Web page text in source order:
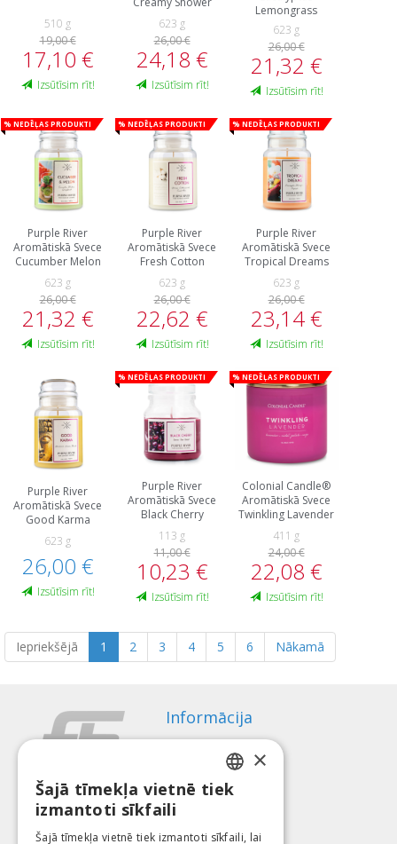
510 g
19,00 €
17,10 €
Izsūtīsim rīt!
623 g
26,00 €
24,18 €
Izsūtīsim rīt!
Lemongrass
623 g
26,00 €
21,32 €
Izsūtīsim rīt!
% Nedēļas produkti
Purple River
Aromātiskā Svece
Cucumber Melon
623 g
26,00 €
21,32 €
Izsūtīsim rīt!
% Nedēļas produkti
Purple River
Aromātiskā Svece
Fresh Cotton
623 g
26,00 €
22,62 €
Izsūtīsim rīt!
% Nedēļas produkti
Purple River
Aromātiskā Svece
Tropical Dreams
623 g
26,00 €
23,14 €
Izsūtīsim rīt!
Purple River
Aromātiskā Svece
Good Karma
623 g
26,00 €
Izsūtīsim rīt!
% Nedēļas produkti
Purple River
Aromātiskā Svece
Black Cherry
113 g
11,00 €
10,23 €
Izsūtīsim rīt!
% Nedēļas produkti
Colonial Candle®
Aromātiskā Svece
Twinkling Lavender
411 g
24,00 €
22,08 €
Izsūtīsim rīt!
Iepriekšējā 1 2 3 4 5 6 Nākamā
Informācija
Apmaksas veidi
Atteikuma tiesības
Par mums
Kontakti
LATVIAN
×
Šajā tīmekļa vietnē tiek
izmantoti sīkfaili
Šajā tīmekļa vietnē tiek izmantoti sīkfaili, lai